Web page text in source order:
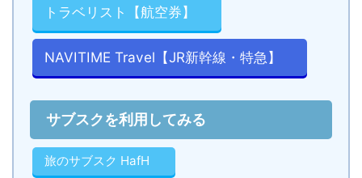
トラベリスト【航空券】
NAVITIME Travel【JR新幹線・特急】
サブスクを利用してみる
旅のサブスク HafH